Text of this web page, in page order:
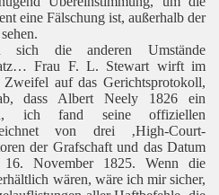
eine Fälschung ist, außerhalb der
sich die anderen Umstände
Frau F. L. Stewart wirft im
Zweifel auf das Gerichtsprotokoll,
dass Albert Neely 1826 ein
ich fand seine offiziellen
von drei ‚High-Court-
der Grafschaft und das Datum
November 1825. Wenn die
wären, wäre ich mir sicher,